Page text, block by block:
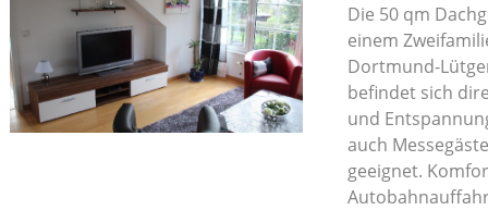
Die 50 qm
einem
Dortmund-
befindet sich
und
auch
geeignet.